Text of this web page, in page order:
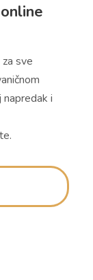
sve
i